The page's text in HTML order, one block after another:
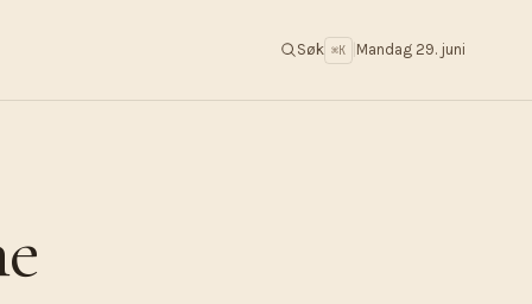
Søk ⌘K Mandag 29. juni